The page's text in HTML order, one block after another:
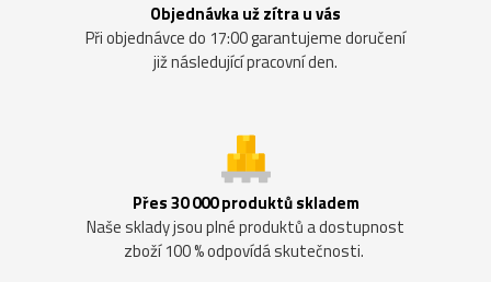
Objednávka už zítra u vás
Při objednávce do 17:00 garantujeme doručení
již následující pracovní den.
Přes 30 000 produktů skladem
Naše sklady jsou plné produktů a dostupnost
zboží 100 % odpovídá skutečnosti.